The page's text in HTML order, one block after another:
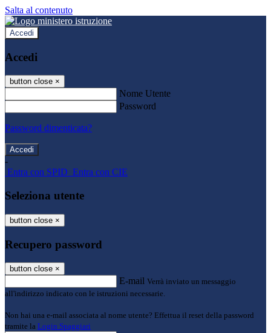
Salta al contenuto
Accedi
Accedi
button close ×
Nome Utente
Password
Password dimenticata?
-
Entra con SPID Entra con CIE
Seleziona utente
button close ×
Recupero password
button close ×
E-mail Verrà inviato un messaggio
all'indirizzo indicato con le istruzioni necessarie.
Non hai una e-mail associata al nome utente? Effettua il reset della password
tramite la Login Spaggiari